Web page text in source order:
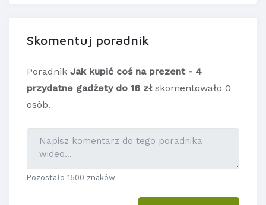
Skomentuj poradnik
Poradnik Jak kupić coś na prezent - 4
przydatne gadżety do 16 złskomentowało 0
osób.
Pozostało 1500 znaków